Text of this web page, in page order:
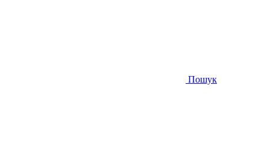
Пошук